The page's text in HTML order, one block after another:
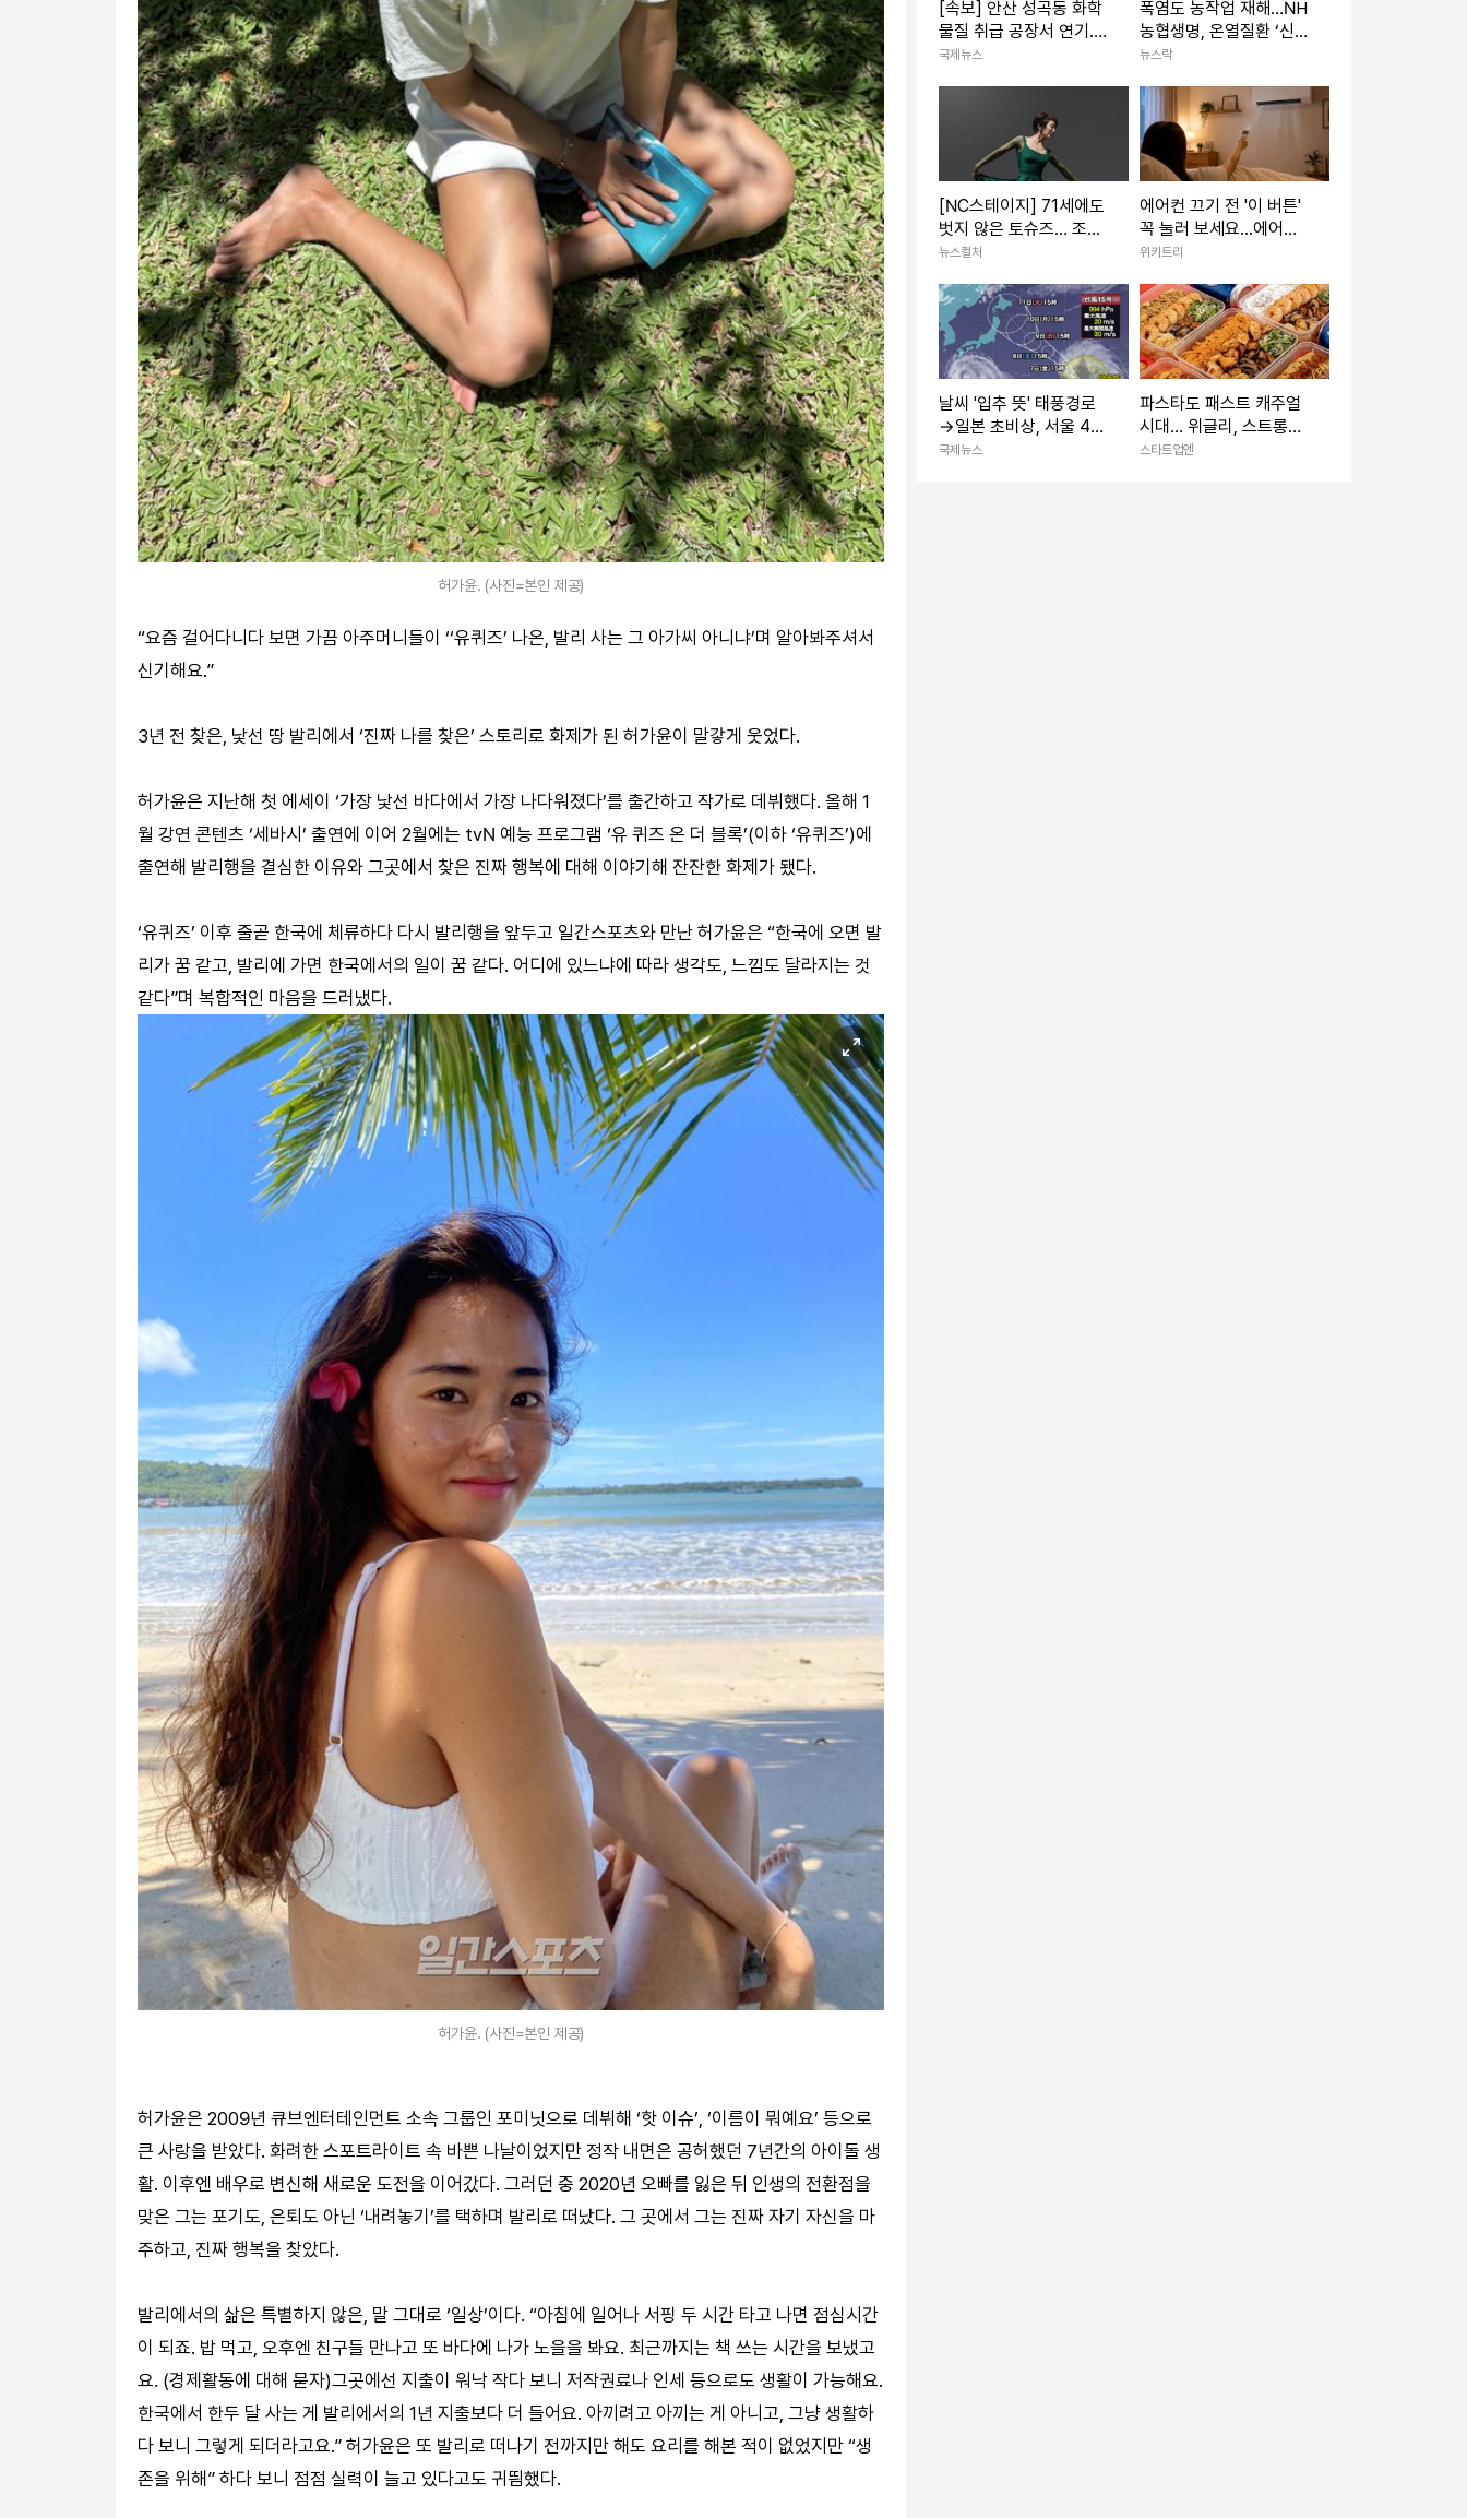
허가윤. (사진=본인 제공)
“요즘 걸어다니다 보면 가끔 아주머니들이 ‘‘유퀴즈’ 나온, 발리 사는 그 아가씨 아니냐’며 알아봐주셔서
신기해요.”
3년 전 찾은, 낯선 땅 발리에서 ‘진짜 나를 찾은’ 스토리로 화제가 된 허가윤이 말갛게 웃었다.
허가윤은 지난해 첫 에세이 ‘가장 낯선 바다에서 가장 나다워졌다’를 출간하고 작가로 데뷔했다. 올해 1
월 강연 콘텐츠 ‘세바시’ 출연에 이어 2월에는 tvN 예능 프로그램 ‘유 퀴즈 온 더 블록’(이하 ‘유퀴즈’)에
출연해 발리행을 결심한 이유와 그곳에서 찾은 진짜 행복에 대해 이야기해 잔잔한 화제가 됐다.
‘유퀴즈’ 이후 줄곧 한국에 체류하다 다시 발리행을 앞두고 일간스포츠와 만난 허가윤은 “한국에 오면 발
리가 꿈 같고, 발리에 가면 한국에서의 일이 꿈 같다. 어디에 있느냐에 따라 생각도, 느낌도 달라지는 것
같다”며 복합적인 마음을 드러냈다.
허가윤. (사진=본인 제공)
허가윤은 2009년 큐브엔터테인먼트 소속 그룹인 포미닛으로 데뷔해 ‘핫 이슈’, ‘이름이 뭐예요’ 등으로
큰 사랑을 받았다. 화려한 스포트라이트 속 바쁜 나날이었지만 정작 내면은 공허했던 7년간의 아이돌 생
활. 이후엔 배우로 변신해 새로운 도전을 이어갔다. 그러던 중 2020년 오빠를 잃은 뒤 인생의 전환점을
맞은 그는 포기도, 은퇴도 아닌 ‘내려놓기’를 택하며 발리로 떠났다. 그 곳에서 그는 진짜 자기 자신을 마
주하고, 진짜 행복을 찾았다.
발리에서의 삶은 특별하지 않은, 말 그대로 ‘일상’이다. “아침에 일어나 서핑 두 시간 타고 나면 점심시간
이 되죠. 밥 먹고, 오후엔 친구들 만나고 또 바다에 나가 노을을 봐요. 최근까지는 책 쓰는 시간을 보냈고
요. (경제활동에 대해 묻자)그곳에선 지출이 워낙 작다 보니 저작권료나 인세 등으로도 생활이 가능해요.
한국에서 한두 달 사는 게 발리에서의 1년 지출보다 더 들어요. 아끼려고 아끼는 게 아니고, 그냥 생활하
다 보니 그렇게 되더라고요.” 허가윤은 또 발리로 떠나기 전까지만 해도 요리를 해본 적이 없었지만 “생
존을 위해” 하다 보니 점점 실력이 늘고 있다고도 귀띔했다.
[속보] 안산 성곡동 화학
물질 취급 공장서 연기...
차량 우회
국제뉴스
폭염도 농작업 재해…NH
농협생명, 온열질환 ‘신속
보상’ 가동
뉴스락
[NC스테이지] 71세에도
벗지 않은 토슈즈… 조윤
라의 시간은 아직 현재형
뉴스컬처
에어컨 끄기 전 '이 버튼'
꼭 눌러 보세요...에어컨
수명이 늘어납니다
위키트리
날씨 '입추 뜻' 태풍경로
→일본 초비상, 서울 40
도 육박
국제뉴스
파스타도 패스트 캐주얼
시대… 위글리, 스트롱벤
처스 시드 투자 유치
스타트업엔